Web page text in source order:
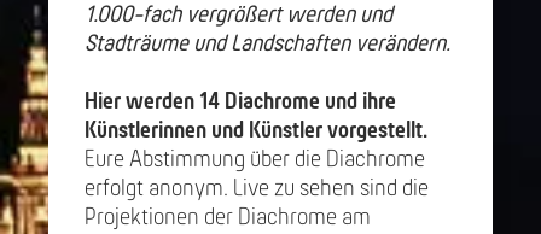
1.000-fach vergrößert werden und
Stadträume und Landschaften verändern.
Hier werden 14 Diachrome und ihre
Künstlerinnen und Künstler vorgestellt.
Eure Abstimmung über die Diachrome
erfolgt anonym. Live zu sehen sind die
Projektionen der Diachrome am